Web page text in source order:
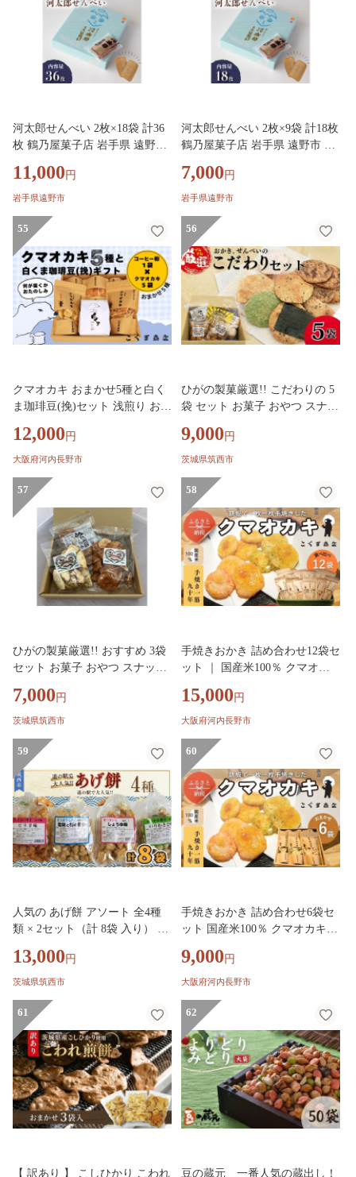
河太郎せんべい 2枚×18袋 計36
枚 鶴乃屋菓子店 岩手県 遠野市
0】
11,000 円
岩手県遠野市
河太郎せんべい 2枚×9袋 計18枚
鶴乃屋菓子店 岩手県 遠野市 道
9】
7,000 円
岩手県遠野市
55
クマオカキ おまかせ5種と白く
ま珈琲豆(挽)セット 浅煎り おか
合わせ 米菓【50g×5袋】コーヒ
ー豆 挽200g こぐま商店 お菓子
人手焼き あられ スナック おつ
まみ 食べ比べセット プレゼン
ト お土産 手土産
12,000 円
大阪府河内長野市
56
ひがの製菓厳選!! こだわりの 5
袋 セット お菓子 おやつ スナッ
ん 久助
9,000 円
茨城県筑西市
57
ひがの製菓厳選!! おすすめ 3袋
セット お菓子 おやつ スナック
久助
7,000 円
茨城県筑西市
58
手焼きおかき 詰め合わせ12袋セ
ット ｜ 国産米100％ クマオカ
府 河内長野市 職人手焼き 米菓
おかき せんべい あられ スナッ
ギフト おかき オカキ 食べ比べ
セット プレゼント ギフト お土
産 手土産 包装 国内製造 安心安
全 厳選素材 手作り こだわりの
味 職人 手焼き伝統製法 直火焼
き 90年の歴史 香ばしい
15,000 円
大阪府河内長野市
59
人気の あげ餅 アソート 全4種
類 × 2セット（計 8袋 入り） 煎
げ餅 おやつ あげもち 食べ比べ
モチ もち
13,000 円
茨城県筑西市
60
手焼きおかき 詰め合わせ6袋セ
ット 国産米100％ クマオカキ
河内長野市 職人手焼き 米菓 お
かき せんべい あられ スナック
フト オカキ 食べ比べセット プ
レゼント ギフト お土産 手土産
包装 国内製造 安心安全 厳選素
材 手作り こだわりの味 職人 手
焼き伝統製法 直火焼き 90年の
歴史 香ばしい
9,000 円
大阪府河内長野市
61
【 訳あり 】 こしひかり こわれ
62
豆の蔵元 一番人気の蔵出し！